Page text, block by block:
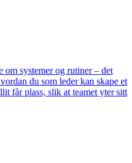
systemer og rutiner – det
du som leder kan skape et
får plass, slik at teamet yter sitt